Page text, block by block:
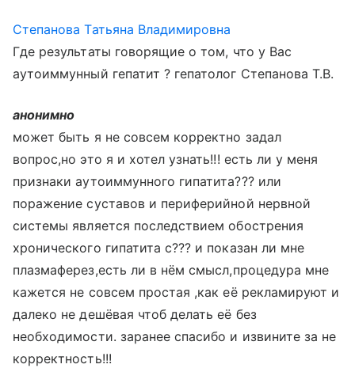
Степанова Татьяна Владимировна
Где результаты говорящие о том, что у Вас
аутоиммунный гепатит ? гепатолог Степанова Т.В.
анонимно
может быть я не совсем корректно задал
вопрос,но это я и хотел узнать!!! есть ли у меня
признаки аутоиммунного гипатита??? или
поражение суставов и периферийной нервной
системы является последствием обострения
хронического гипатита с??? и показан ли мне
плазмаферез,есть ли в нём смысл,процедура мне
кажется не совсем простая ,как её рекламируют и
далеко не дешёвая чтоб делать её без
необходимости. заранее спасибо и извините за не
корректность!!!